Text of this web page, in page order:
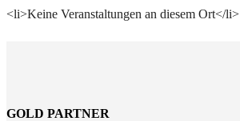
<li>Keine Veranstaltungen an diesem Ort</li>
GOLD PARTNER